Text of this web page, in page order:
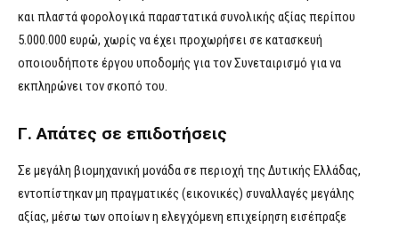
και πλαστά φορολογικά παραστατικά συνολικής αξίας περίπου
5.000.000 ευρώ, χωρίς να έχει προχωρήσει σε κατασκευή
οποιουδήποτε έργου υποδομής για τον Συνεταιρισμό για να
εκπληρώνει τον σκοπό του.
Γ. Απάτες σε επιδοτήσεις
Σε μεγάλη βιομηχανική μονάδα σε περιοχή της Δυτικής Ελλάδας,
εντοπίστηκαν μη πραγματικές (εικονικές) συναλλαγές μεγάλης
αξίας, μέσω των οποίων η ελεγχόμενη επιχείρηση εισέπραξε